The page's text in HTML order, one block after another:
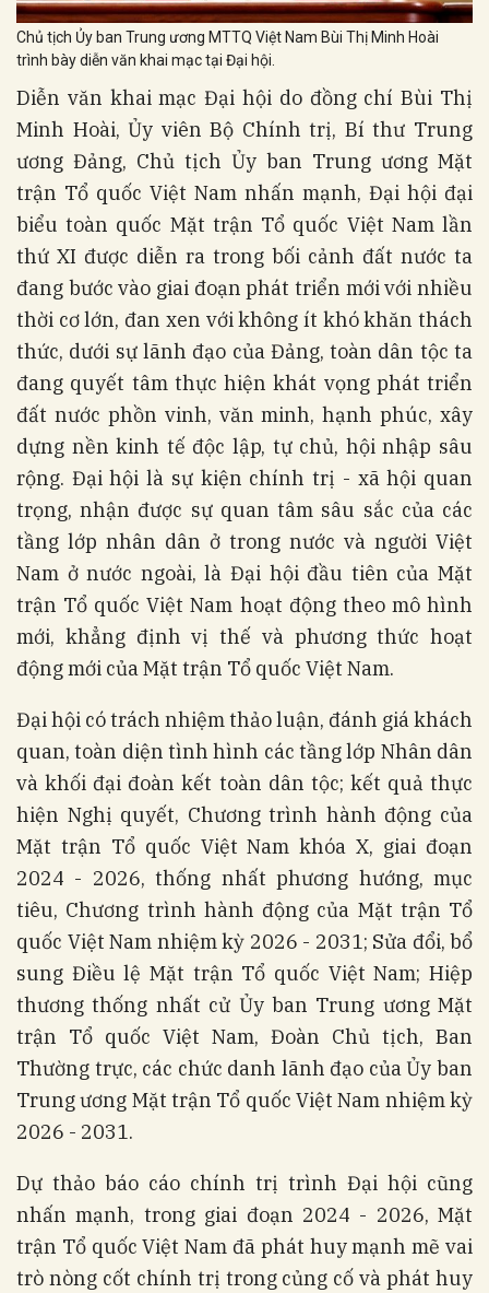
Chủ tịch Ủy ban Trung ương MTTQ Việt Nam Bùi Thị Minh Hoài
trình bày diễn văn khai mạc tại Đại hội.
Diễn văn khai mạc Đại hội do đồng chí Bùi Thị
Minh Hoài, Ủy viên Bộ Chính trị, Bí thư Trung
ương Đảng, Chủ tịch Ủy ban Trung ương Mặt
trận Tổ quốc Việt Nam nhấn mạnh, Đại hội đại
biểu toàn quốc Mặt trận Tổ quốc Việt Nam lần
thứ XI được diễn ra trong bối cảnh đất nước ta
đang bước vào giai đoạn phát triển mới với nhiều
thời cơ lớn, đan xen với không ít khó khăn thách
thức, dưới sự lãnh đạo của Đảng, toàn dân tộc ta
đang quyết tâm thực hiện khát vọng phát triển
đất nước phồn vinh, văn minh, hạnh phúc, xây
dựng nền kinh tế độc lập, tự chủ, hội nhập sâu
rộng. Đại hội là sự kiện chính trị - xã hội quan
trọng, nhận được sự quan tâm sâu sắc của các
tầng lớp nhân dân ở trong nước và người Việt
Nam ở nước ngoài, là Đại hội đầu tiên của Mặt
trận Tổ quốc Việt Nam hoạt động theo mô hình
mới, khẳng định vị thế và phương thức hoạt
động mới của Mặt trận Tổ quốc Việt Nam.
Đại hội có trách nhiệm thảo luận, đánh giá khách
quan, toàn diện tình hình các tầng lớp Nhân dân
và khối đại đoàn kết toàn dân tộc; kết quả thực
hiện Nghị quyết, Chương trình hành động của
Mặt trận Tổ quốc Việt Nam khóa X, giai đoạn
2024 - 2026, thống nhất phương hướng, mục
tiêu, Chương trình hành động của Mặt trận Tổ
quốc Việt Nam nhiệm kỳ 2026 - 2031; Sửa đổi, bổ
sung Điều lệ Mặt trận Tổ quốc Việt Nam; Hiệp
thương thống nhất cử Ủy ban Trung ương Mặt
trận Tổ quốc Việt Nam, Đoàn Chủ tịch, Ban
Thường trực, các chức danh lãnh đạo của Ủy ban
Trung ương Mặt trận Tổ quốc Việt Nam nhiệm kỳ
2026 - 2031.
Dự thảo báo cáo chính trị trình Đại hội cũng
nhấn mạnh, trong giai đoạn 2024 - 2026, Mặt
trận Tổ quốc Việt Nam đã phát huy mạnh mẽ vai
trò nòng cốt chính trị trong củng cố và phát huy